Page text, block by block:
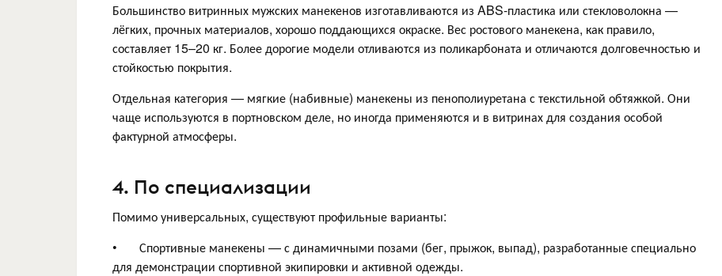
Большинство витринных мужских манекенов изготавливаются из ABS-пластика или стекловолокна —
лёгких, прочных материалов, хорошо поддающихся окраске. Вес ростового манекена, как правило,
составляет 15–20 кг. Более дорогие модели отливаются из поликарбоната и отличаются долговечностью и
стойкостью покрытия.
Отдельная категория — мягкие (набивные) манекены из пенополиуретана с текстильной обтяжкой. Они
чаще используются в портновском деле, но иногда применяются и в витринах для создания особой
фактурной атмосферы.
4. По специализации
Помимо универсальных, существуют профильные варианты:
• Спортивные манекены — с динамичными позами (бег, прыжок, выпад), разработанные специально
для демонстрации спортивной экипировки и активной одежды.